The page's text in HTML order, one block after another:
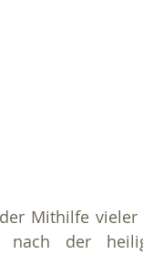
Mithilfe
der